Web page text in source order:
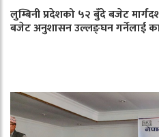
लुम्बिनी प्रदेशको ५२ बुँदे बजेट
बजेट अनुशासन उल्लङ्घन गर्नेलाई